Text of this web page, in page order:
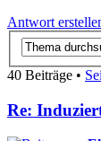
Antwort
40 Beiträge •
Re: